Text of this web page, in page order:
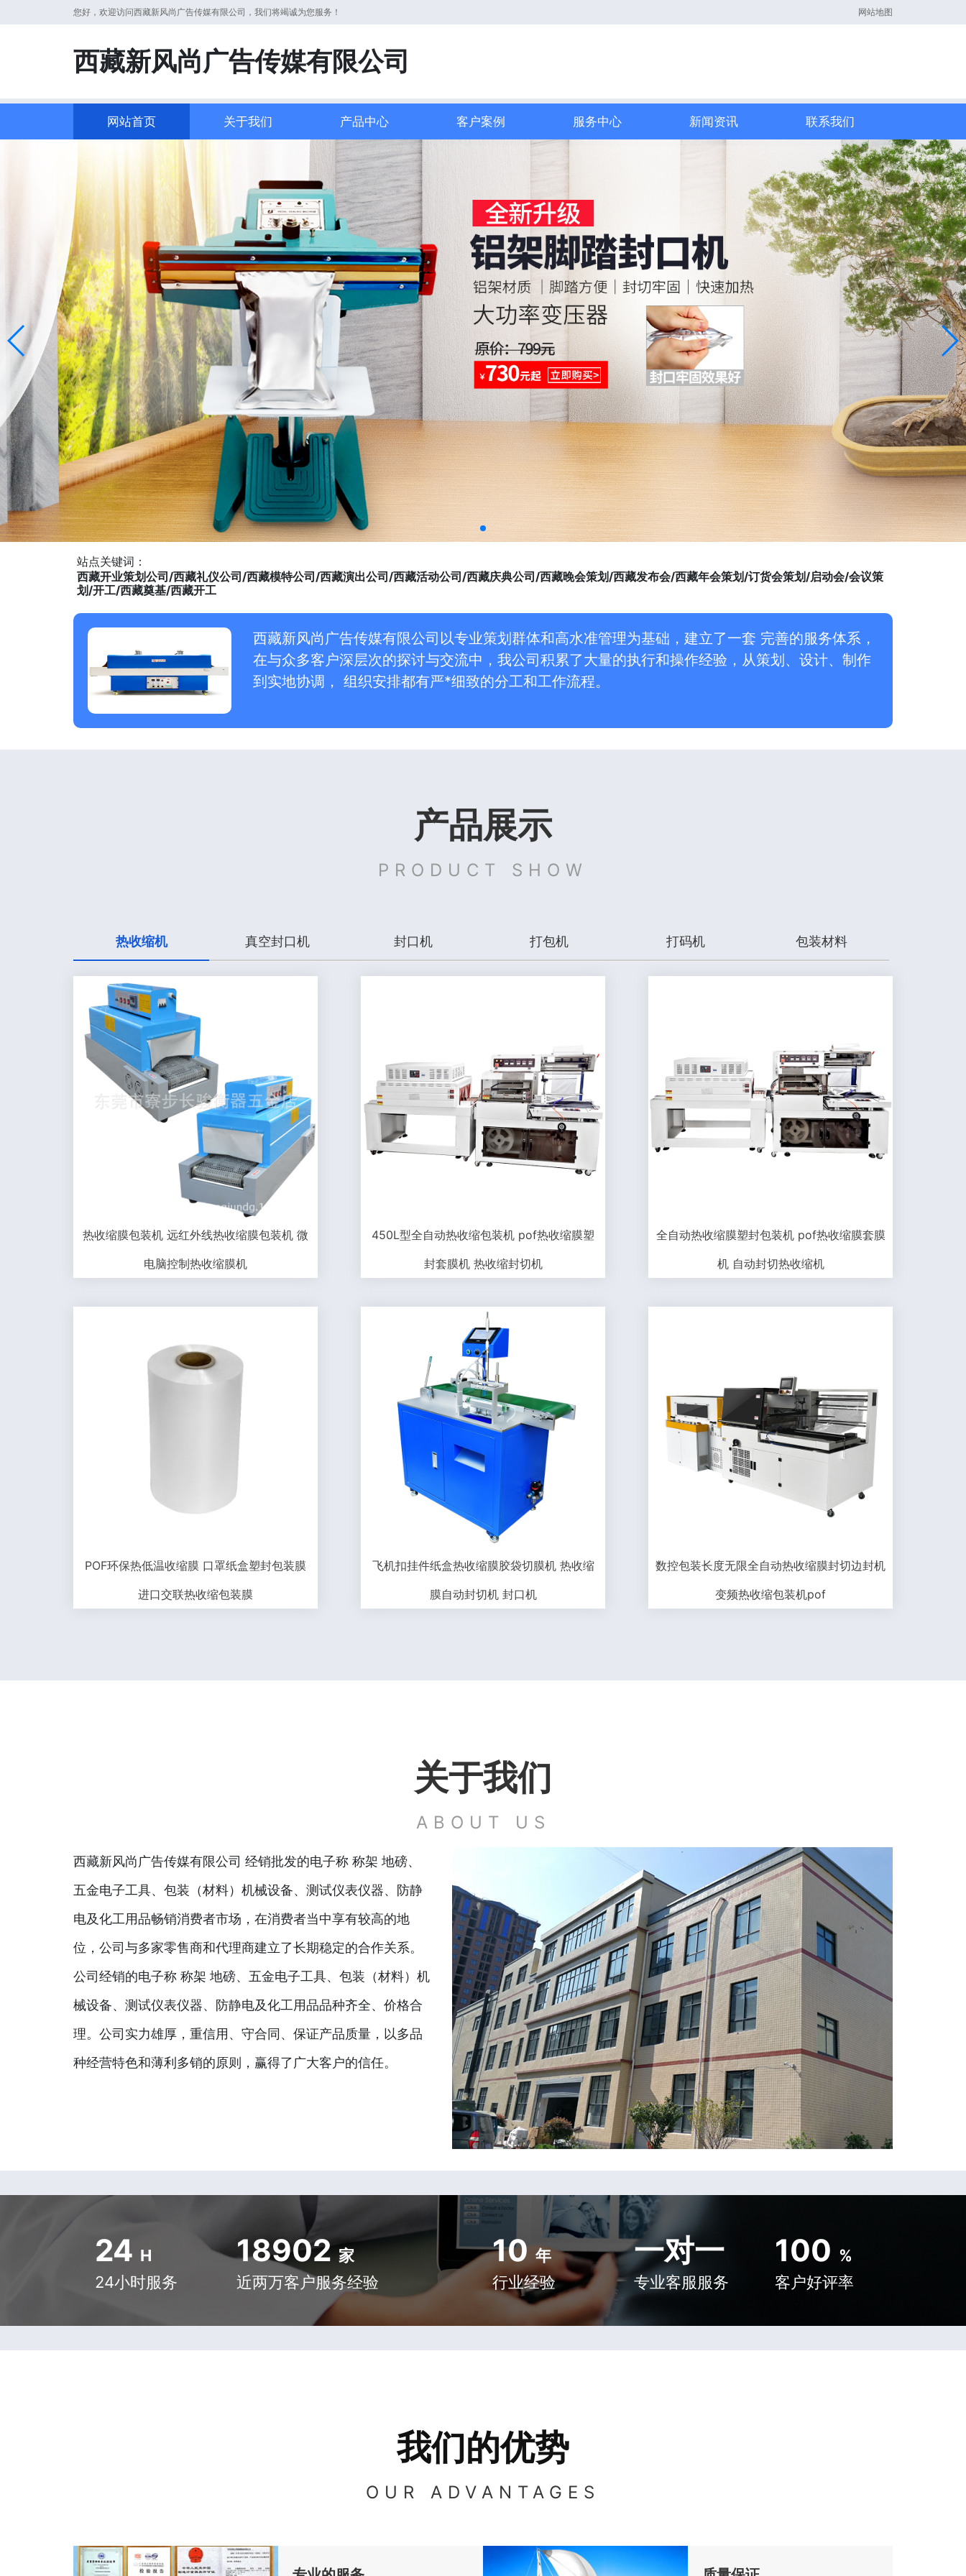
您好，欢迎访问西藏新风尚广告传媒有限公司，我们将竭诚为您服务！ 网站地图
西藏新风尚广告传媒有限公司
网站首页 关于我们 产品中心 客户案例 服务中心 新闻资讯 联系我们
站点关键词：
西藏开业策划公司/西藏礼仪公司/西藏模特公司/西藏演出公司/西藏活动公司/西藏庆典公司/西藏晚会策划/西藏发布会/西藏年会策划/订货会策划/启动会/会议策
划/开工/西藏奠基/西藏开工
西藏新风尚广告传媒有限公司以专业策划群体和高水准管理为基础，建立了一套 完善的服务体系，
在与众多客户深层次的探讨与交流中，我公司积累了大量的执行和操作经验，从策划、设计、制作
到实地协调， 组织安排都有严*细致的分工和工作流程。
产品展示
PRODUCT SHOW
热收缩机 真空封口机 封口机 打包机 打码机 包装材料
热收缩膜包装机 远红外线热收缩膜包装机 微
电脑控制热收缩膜机
450L型全自动热收缩包装机 pof热收缩膜塑
封套膜机 热收缩封切机
全自动热收缩膜塑封包装机 pof热收缩膜套膜
机 自动封切热收缩机
POF环保热低温收缩膜 口罩纸盒塑封包装膜
进口交联热收缩包装膜
飞机扣挂件纸盒热收缩膜胶袋切膜机 热收缩
膜自动封切机 封口机
数控包装长度无限全自动热收缩膜封切边封机
变频热收缩包装机pof
关于我们
ABOUT US
西藏新风尚广告传媒有限公司 经销批发的电子称 称架 地磅、
五金电子工具、包装（材料）机械设备、测试仪表仪器、防静
电及化工用品畅销消费者市场，在消费者当中享有较高的地
位，公司与多家零售商和代理商建立了长期稳定的合作关系。
公司经销的电子称 称架 地磅、五金电子工具、包装（材料）机
械设备、测试仪表仪器、防静电及化工用品品种齐全、价格合
理。公司实力雄厚，重信用、守合同、保证产品质量，以多品
种经营特色和薄利多销的原则，赢得了广大客户的信任。
24 H
24小时服务
18902 家
近两万客户服务经验
10 年
行业经验
一对一
专业客服服务
100 %
客户好评率
我们的优势
OUR ADVANTAGES